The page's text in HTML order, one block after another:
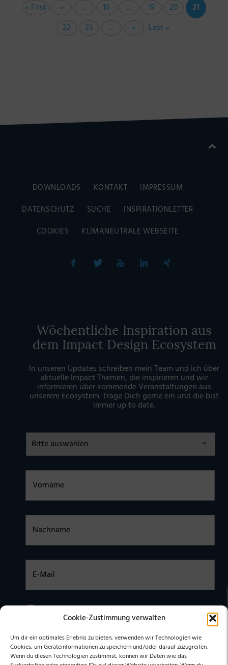
Cookie-Zustimmung verwalten
Um dir ein optimales Erlebnis zu bieten, verwenden wir Technologien wie
Cookies, um Geräteinformationen zu speichern und/oder darauf zuzugreifen.
Wenn du diesen Technologien zustimmst, können wir Daten wie das
« First « ... 10 ... 19 20
21
22
23 ... » Last »
DOWNLOADS KONTAKT
IMPRESSUM
DATENSCHUTZ
SUCHE
INSPIRATIONLETTER
COOKIES
KLIMANEUTRALE WEBSEITE
Wöchentliche Inspiration aus
dem Impact Design Ecosystem
In unseren Updates schreiben mein Team und ich über
aktuelle Impact Themen, die inspirieren und wir
informieren über kommende Veranstaltungen aus
unserem Ecosystem. Trage Dich gerne ein und die bist
immer up to date.
genommen. Ich stimme zu, dass meine Daten elektronisch
Einwilligung jederzeit für die Zukunft per E-Mail an
stephan@stephangrabmeier.de widerrufen.)